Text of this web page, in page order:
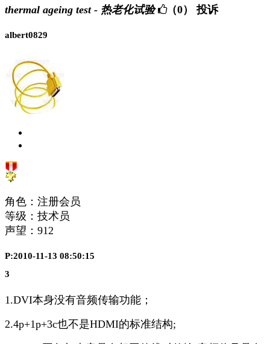
thermal ageing test - 热老化试验 （0） 投诉
albert0829
角色：注册会员
等级：技术员
声望： 912
P:2010-11-13 08:50:15
3
1.DVI本身没有音频传输功能；
2.4p+1p+3c也不是HDMI的标准结构;